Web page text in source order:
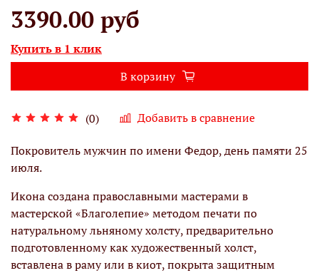
(0) Добавить в сравнение
3390.00 руб
Купить в 1 клик
В корзину
Покровитель мужчин по имени Федор, день памяти 25
июля.
Икона создана православными мастерами в
мастерской «Благолепие» методом печати по
натуральному льняному холсту, предварительно
подготовленному как художественный холст,
вставлена в раму или в киот, покрыта защитным